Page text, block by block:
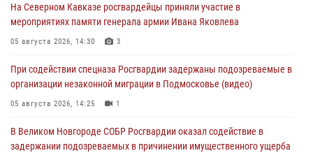
На Северном Кавказе росгвардейцы приняли участие в
мероприятиях памяти генерала армии Ивана Яковлева
05 августа 2026, 14:30 3
При содействии спецназа Росгвардии задержаны подозреваемые в
организации незаконной миграции в Подмосковье (видео)
05 августа 2026, 14:25 1
В Великом Новгороде СОБР Росгвардии оказал содействие в
задержании подозреваемых в причинении имущественного ущерба